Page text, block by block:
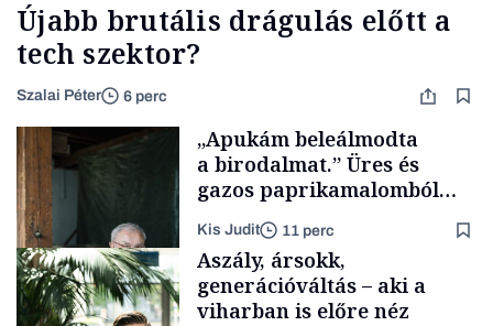
Újabb brutális drágulás előtt a
tech szektor?
Szalai Péter 6 perc
„Apukám beleálmodta
a birodalmat.” Üres és
gazos paprikamalomból
lett az igazi családi
fűszersztori
Kis Judit 11 perc
Aszály, ársokk,
generációváltás – aki a
viharban is előre néz